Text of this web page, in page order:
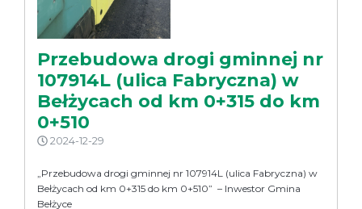
Przebudowa drogi gminnej nr
107914L (ulica Fabryczna) w
Bełżycach od km 0+315 do km
0+510
2024-12-29
„Przebudowa drogi gminnej nr 107914L (ulica Fabryczna) w
Bełżycach od km 0+315 do km 0+510” – Inwestor Gmina
Bełżyce